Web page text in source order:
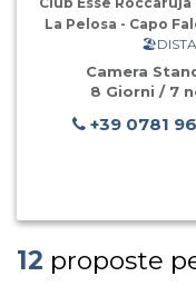
La Pelosa - Capo
incontaminato e
splendida Isola
Camera
8 Giorni / 7
+39 0781
12 proposte